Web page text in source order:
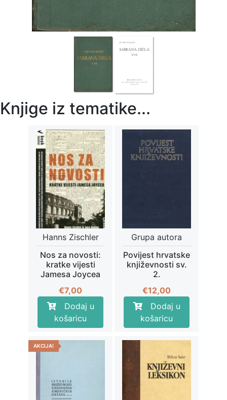
Knjige iz tematike...
Hanns Zischler
Nos za novosti:
kratke vijesti
Jamesa Joycea
€7,00
Dodaj u
košaricu
Grupa autora
Povijest hrvatske
književnosti sv.
2.
€12,00
Dodaj u
košaricu
AKCIJA!